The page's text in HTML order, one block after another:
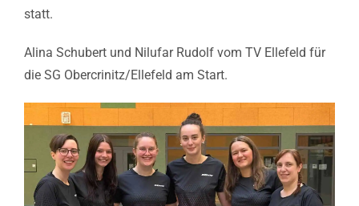
statt.
Alina Schubert und Nilufar Rudolf vom TV Ellefeld für
die SG Obercrinitz/Ellefeld am Start.